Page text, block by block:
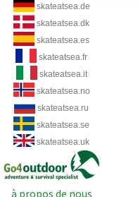
skateatsea.de
skateatsea.dk
skateatsea.es
skateatsea.fr
skateatsea.it
skateatsea.no
skateatsea.ru
skateatsea.se
skateatsea.uk
à propos de nous